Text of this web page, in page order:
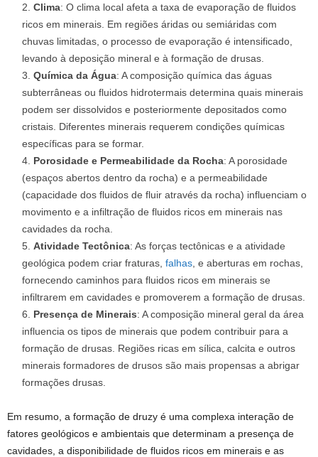
Clima: O clima local afeta a taxa de evaporação de fluidos
ricos em minerais. Em regiões áridas ou semiáridas com
chuvas limitadas, o processo de evaporação é intensificado,
levando à deposição mineral e à formação de drusas.
Química da Água: A composição química das águas
subterrâneas ou fluidos hidrotermais determina quais minerais
podem ser dissolvidos e posteriormente depositados como
cristais. Diferentes minerais requerem condições químicas
específicas para se formar.
Porosidade e Permeabilidade da Rocha: A porosidade
(espaços abertos dentro da rocha) e a permeabilidade
(capacidade dos fluidos de fluir através da rocha) influenciam o
movimento e a infiltração de fluidos ricos em minerais nas
cavidades da rocha.
Atividade Tectônica: As forças tectônicas e a atividade
geológica podem criar fraturas, falhas , e aberturas em rochas,
fornecendo caminhos para fluidos ricos em minerais se
infiltrarem em cavidades e promoverem a formação de drusas.
Presença de Minerais: A composição mineral geral da área
influencia os tipos de minerais que podem contribuir para a
formação de drusas. Regiões ricas em sílica, calcita e outros
minerais formadores de drusos são mais propensas a abrigar
formações drusas.
Em resumo, a formação de druzy é uma complexa interação de
fatores geológicos e ambientais que determinam a presença de
cavidades, a disponibilidade de fluidos ricos em minerais e as